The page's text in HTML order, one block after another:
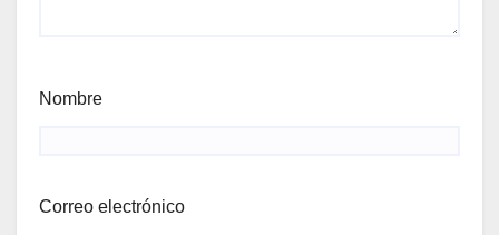
Nombre
Correo electrónico